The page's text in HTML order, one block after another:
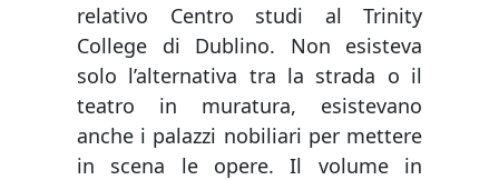
relativo Centro studi al Trinity
College di Dublino. Non esisteva
solo l’alternativa tra la strada o il
teatro in muratura, esistevano
anche i palazzi nobiliari per mettere
in scena le opere. Il volume in